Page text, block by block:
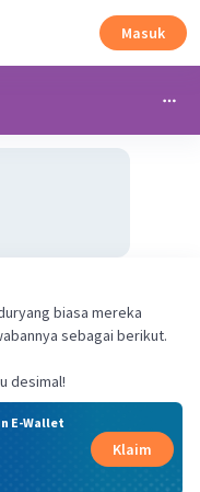
Masuk
biasa mereka
sebagai berikut.
desimal!
E-Wallet
Klaim